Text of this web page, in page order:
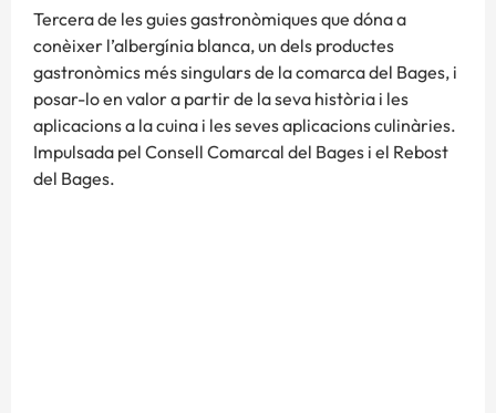
Tercera de les guies gastronòmiques que dóna a
conèixer l’albergínia blanca, un dels productes
gastronòmics més singulars de la comarca del Bages, i
posar-lo en valor a partir de la seva història i les
aplicacions a la cuina i les seves aplicacions culinàries.
Impulsada pel Consell Comarcal del Bages i el Rebost
del Bages.